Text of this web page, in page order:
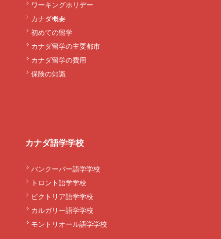
ワーキングホリデー
カナダ概要
初めての留学
カナダ留学の主要都市
カナダ留学の費用
保険の知識
カナダ語学学校
バンクーバー語学学校
トロント語学学校
ビクトリア語学学校
カルガリー語学学校
モントリオール語学学校